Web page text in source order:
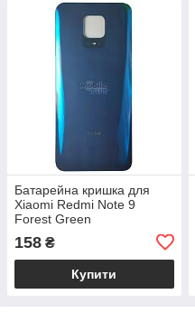
Батарейна кришка для
Xiaomi Redmi Note 9
Forest Green
158 ₴
Купити